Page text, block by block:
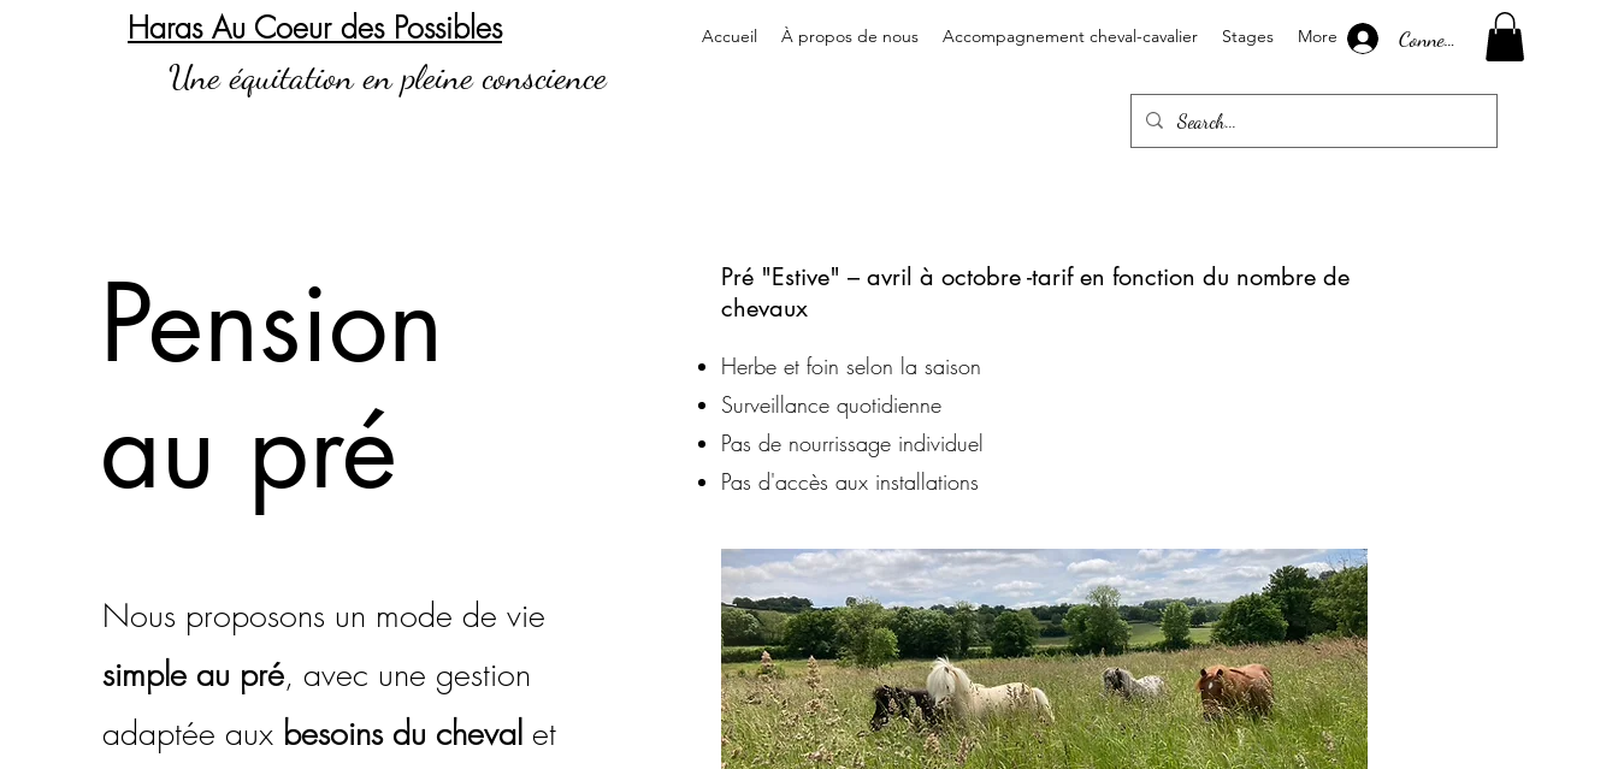
Haras Au Coeur des Possibles
Une équitation en pleine conscience
Accueil À propos de nous Accompagnement cheval-cavalier Stages More Connexion
Pension
au pré
Nous proposons un mode de vie
simple au pré, avec une gestion
adaptée auxbesoins du cheval et
Pré "Estive" – avril à octobre -tarif en fonction du nombre de
chevaux
Herbe et foin selon la saison
Surveillance quotidienne
Pas de nourrissage individuel
Pas d'accès aux installations